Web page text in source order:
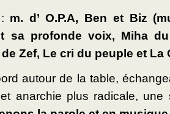
m. d’ O.P.A, Ben et Biz
sa profonde voix, Miha
Zef, Le cri du peuple et La
autour de la table,
anarchie plus radicale, une